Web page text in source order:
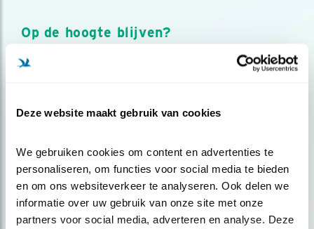
Deze website maakt gebruik van cookies
We gebruiken cookies om content en advertenties te
personaliseren, om functies voor social media te bieden
en om ons websiteverkeer te analyseren. Ook delen we
informatie over uw gebruik van onze site met onze
partners voor social media, adverteren en analyse. Deze
Op de hoogte blijven?
Meld je aan en ontvang nieuws, inspiratie, acties en tips
over vogels en activiteiten van Vogelbescherming.